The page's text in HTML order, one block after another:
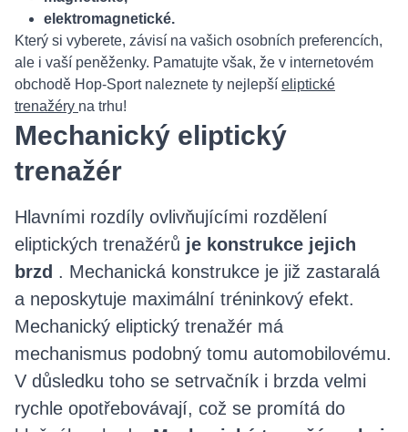
elektromagnetické.
Který si vyberete, závisí na vašich osobních preferencích,
ale i vaší peněženky. Pamatujte však, že v internetovém
obchodě Hop-Sport naleznete ty nejlepší eliptické
trenažéry na trhu!
Mechanický eliptický
trenažér
Hlavními rozdíly ovlivňujícími rozdělení
eliptických trenažérů je konstrukce jejich
brzd . Mechanická konstrukce je již zastaralá
a neposkytuje maximální tréninkový efekt.
Mechanický eliptický trenažér má
mechanismus podobný tomu automobilovému.
V důsledku toho se setrvačník i brzda velmi
rychle opotřebovávají, což se promítá do